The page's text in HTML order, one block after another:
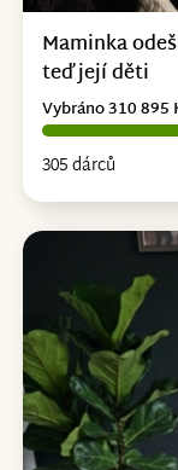
Maminka
teď její děti
305 dárců
Vybráno 310 895